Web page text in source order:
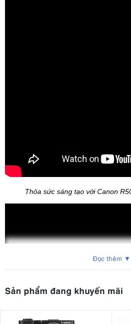
Thỏa sức sáng tạo với Canon
Đọc thêm ▼
Sản phẩm đang khuyến mãi